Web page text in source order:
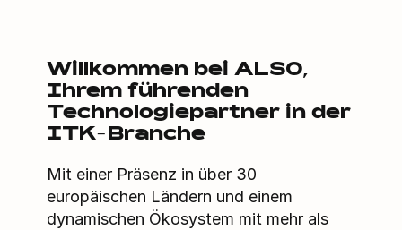
Willkommen bei ALSO,
Ihrem führenden
Technologiepartner in der
ITK-Branche
Mit einer Präsenz in über 30
europäischen Ländern und einem
dynamischen Ökosystem mit mehr als